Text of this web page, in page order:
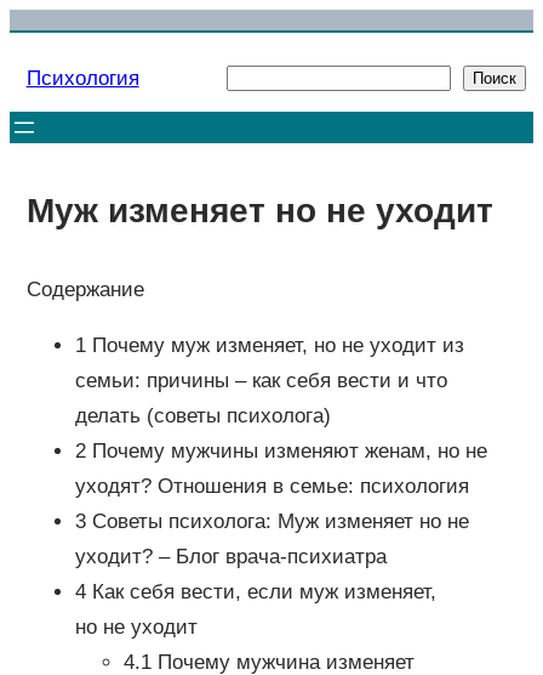
Перейти
Психология Поиск
Муж изменяет но не уходит
Содержание
1 Почему муж изменяет, но не уходит из
семьи: причины – как себя вести и что
делать (советы психолога)
2 Почему мужчины изменяют женам, но не
уходят? Отношения в семье: психология
3 Советы психолога: Муж изменяет но не
уходит? – Блог врача-психиатра
4 Как себя вести, если муж изменяет,
но не уходит
4.1 Почему мужчина изменяет